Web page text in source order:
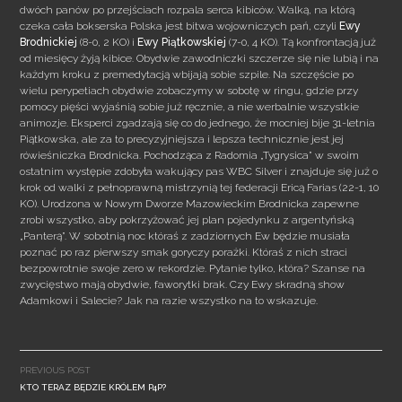
dwóch panów po przejściach rozpala serca kibiców. Walką, na którą
czeka cała bokserska Polska jest bitwa wojowniczych pań, czyliEwy
Brodnickiej (8-0, 2 KO) iEwy Piątkowskiej (7-0, 4 KO). Tą konfrontacją już
od miesięcy żyją kibice. Obydwie zawodniczki szczerze się nie lubią i na
każdym kroku z premedytacją wbijają sobie szpile. Na szczęście po
wielu perypetiach obydwie zobaczymy w sobotę w ringu, gdzie przy
pomocy pięści wyjaśnią sobie już ręcznie, a nie werbalnie wszystkie
animozje. Eksperci zgadzają się co do jednego, że mocniej bije 31-letnia
Piątkowska, ale za to precyzyjniejsza i lepsza technicznie jest jej
rówieśniczka Brodnicka. Pochodząca z Radomia „Tygrysica” w swoim
ostatnim występie zdobyła wakujący pas WBC Silver i znajduje się już o
krok od walki z pełnoprawną mistrzynią tej federacji Ericą Farias (22-1, 10
KO). Urodzona w Nowym Dworze Mazowieckim Brodnicka zapewne
zrobi wszystko, aby pokrzyżować jej plan pojedynku z argentyńską
„Panterą”. W sobotnią noc któraś z zadziornych Ew będzie musiała
poznać po raz pierwszy smak goryczy porażki. Któraś z nich straci
bezpowrotnie swoje zero w rekordzie. Pytanie tylko, która? Szanse na
zwycięstwo mają obydwie, faworytki brak. Czy Ewy skradną show
Adamkowi i Salecie? Jak na razie wszystko na to wskazuje.
navigation
PREVIOUS POST
KTO TERAZ BĘDZIE KRÓLEM P4P?